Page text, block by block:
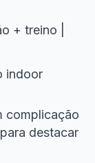
+ treino |
indoor
complicação
destacar